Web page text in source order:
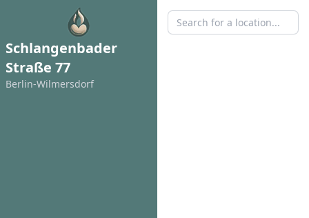
Schlangenbader
Straße 77
Berlin-Wilmersdorf